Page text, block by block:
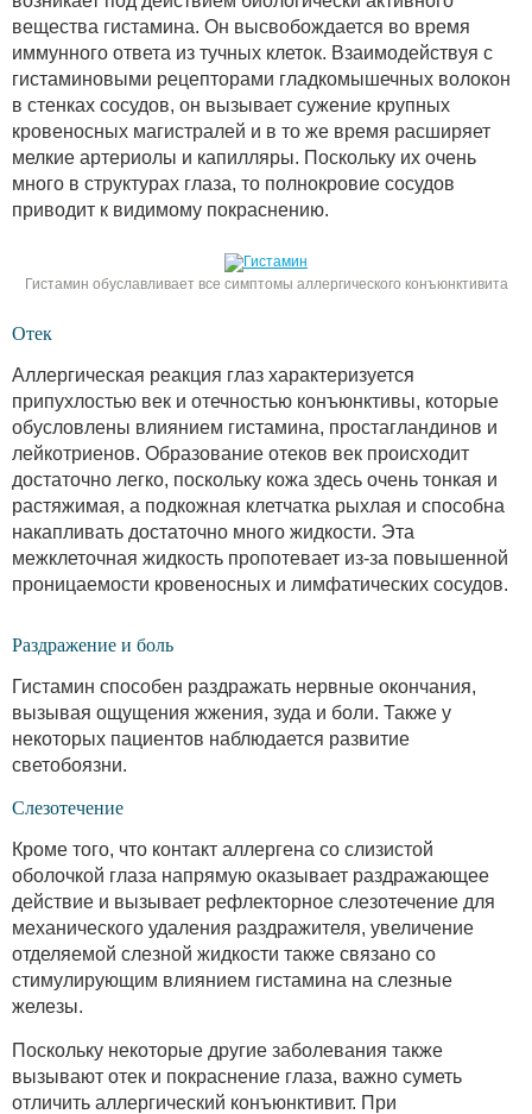
вещества гистамина. Он высвобождается во время
иммунного ответа из тучных клеток. Взаимодействуя с
гистаминовыми рецепторами гладкомышечных волокон
в стенках сосудов, он вызывает сужение крупных
кровеносных магистралей и в то же время расширяет
мелкие артериолы и капилляры. Поскольку их очень
много в структурах глаза, то полнокровие сосудов
приводит к видимому покраснению.
Гистамин обуславливает все симптомы аллергического конъюнктивита
Отек
Аллергическая реакция глаз характеризуется
припухлостью век и отечностью конъюнктивы, которые
обусловлены влиянием гистамина, простагландинов и
лейкотриенов. Образование отеков век происходит
достаточно легко, поскольку кожа здесь очень тонкая и
растяжимая, а подкожная клетчатка рыхлая и способна
накапливать достаточно много жидкости. Эта
межклеточная жидкость пропотевает из-за повышенной
проницаемости кровеносных и лимфатических сосудов.
Раздражение и боль
Гистамин способен раздражать нервные окончания,
вызывая ощущения жжения, зуда и боли. Также у
некоторых пациентов наблюдается развитие
светобоязни.
Слезотечение
Кроме того, что контакт аллергена со слизистой
оболочкой глаза напрямую оказывает раздражающее
действие и вызывает рефлекторное слезотечение для
механического удаления раздражителя, увеличение
отделяемой слезной жидкости также связано со
стимулирующим влиянием гистамина на слезные
железы.
Поскольку некоторые другие заболевания также
вызывают отек и покраснение глаза, важно суметь
отличить аллергический конъюнктивит. При